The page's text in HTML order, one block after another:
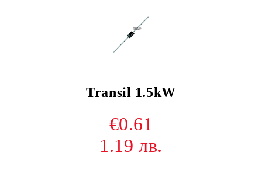
Transil 1.5kW
€0.61
1.19 лв.